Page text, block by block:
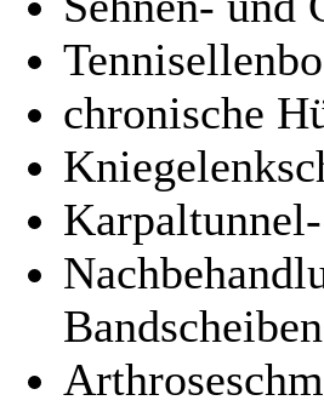
chronische